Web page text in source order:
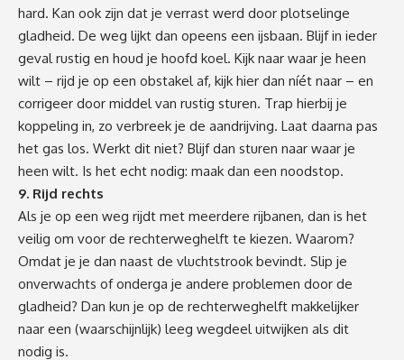
hard. Kan ook zijn dat je verrast werd door plotselinge
gladheid. De weg lijkt dan opeens een ijsbaan. Blijf in ieder
geval rustig en houd je hoofd koel. Kijk naar waar je heen
wilt – rijd je op een obstakel af, kijk hier dan níét naar – en
corrigeer door middel van rustig sturen. Trap hierbij je
koppeling in, zo verbreek je de aandrijving. Laat daarna pas
het gas los. Werkt dit niet? Blijf dan sturen naar waar je
heen wilt. Is het echt nodig: maak dan een noodstop.
9. Rijd rechts
Als je op een weg rijdt met meerdere rijbanen, dan is het
veilig om voor de rechterweghelft te kiezen. Waarom?
Omdat je je dan naast de vluchtstrook bevindt. Slip je
onverwachts of onderga je andere problemen door de
gladheid? Dan kun je op de rechterweghelft makkelijker
naar een (waarschijnlijk) leeg wegdeel uitwijken als dit
nodig is.